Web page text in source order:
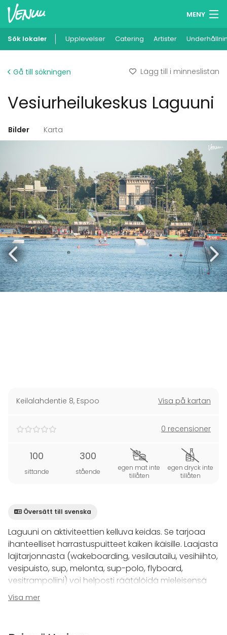
MENY
Minneslista
Lägg till din lokal
Sök lokaler Upplevelser Catering Artister
Gå till sökningen Lägg till i minneslistan
Vesiurheilukeskus Laguuni
Bilder Karta
Keilalahdentie 8, Espoo Visa på kartan
0 recensioner
100
sittande
300
stående
egen mat inte
tillåten
egen dryck inte
tillåten
Översätt till svenska
Laguuni on aktiviteettien kelluva keidas. Se tarjoaa
ihanteelliset harrastuspuitteet kaiken ikäisille. Laajasta
lajitarjonnasta (wakeboarding, vesilautailu, vesihiihto,
vesipuisto, sup, melonta, sup-polo, flyboard,
vesitrampoliini) voi helposti räätälöidä mieleisensä
kokemuksen tai ryhmäpäivän Lisäksi uniikki sauna
palvelee ryhmäänne aktiviteetin yhteydessä ja niiden
Visa mer